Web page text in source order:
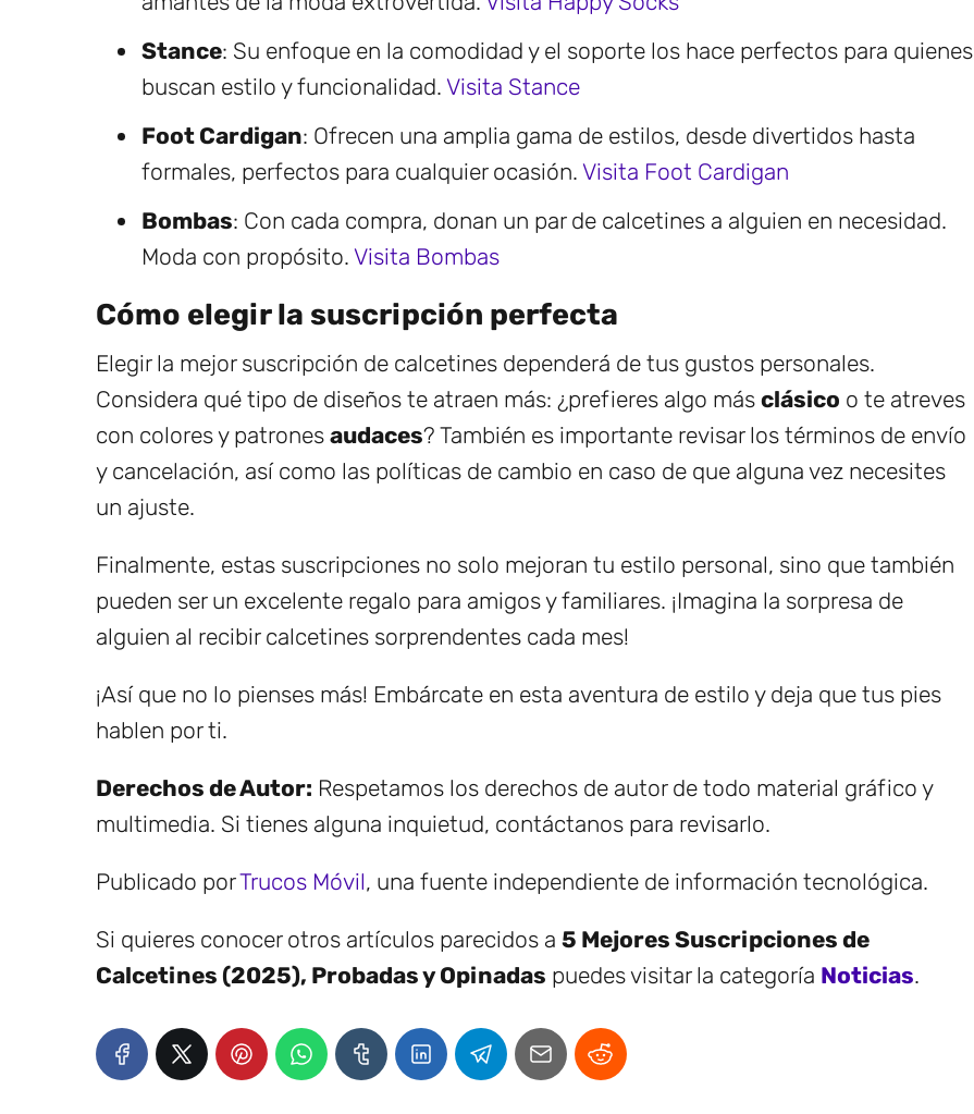
Stance: Su enfoque en la comodidad y el soporte los hace perfectos para quienes
buscan estilo y funcionalidad. Visita Stance
Foot Cardigan: Ofrecen una amplia gama de estilos, desde divertidos hasta
formales, perfectos para cualquier ocasión. Visita Foot Cardigan
Bombas: Con cada compra, donan un par de calcetines a alguien en necesidad.
Moda con propósito. Visita Bombas
Cómo elegir la suscripción perfecta
Elegir la mejor suscripción de calcetines dependerá de tus gustos personales.
Considera qué tipo de diseños te atraen más: ¿prefieres algo más clásico o te atreves
con colores y patrones audaces? También es importante revisar los términos de envío
y cancelación, así como las políticas de cambio en caso de que alguna vez necesites
un ajuste.
Finalmente, estas suscripciones no solo mejoran tu estilo personal, sino que también
pueden ser un excelente regalo para amigos y familiares. ¡Imagina la sorpresa de
alguien al recibir calcetines sorprendentes cada mes!
¡Así que no lo pienses más! Embárcate en esta aventura de estilo y deja que tus pies
hablen por ti.
Derechos de Autor: Respetamos los derechos de autor de todo material gráfico y
multimedia. Si tienes alguna inquietud, contáctanos para revisarlo.
Publicado porTrucos Móvil, una fuente independiente de información tecnológica.
Si quieres conocer otros artículos parecidos a 5 Mejores Suscripciones de
Calcetines (2025), Probadas y Opinadas puedes visitar la categoría Noticias.